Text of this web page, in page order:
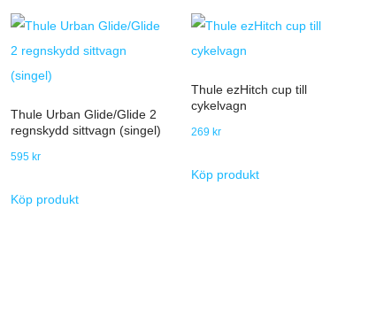
Thule Urban Glide/Glide 2
regnskydd sittvagn (singel)
595 kr
Köp produkt
Thule ezHitch cup till
cykelvagn
269 kr
Köp produkt